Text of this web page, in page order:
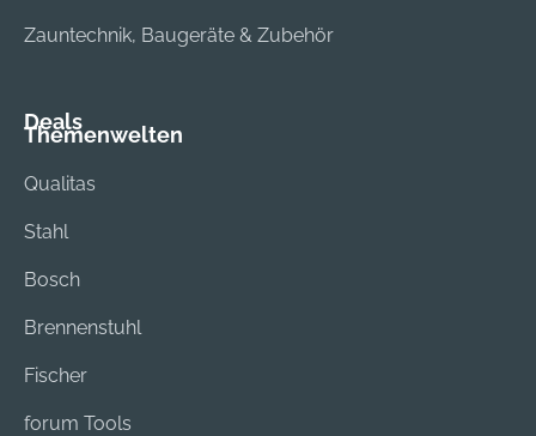
Zauntechnik, Baugeräte & Zubehör
Deals
Themenwelten
Qualitas
Stahl
Bosch
Brennenstuhl
Fischer
forum Tools